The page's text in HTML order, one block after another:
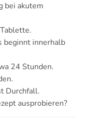
bei akutem
beginnt innerhalb
24 Stunden.
Durchfall.
ausprobieren?